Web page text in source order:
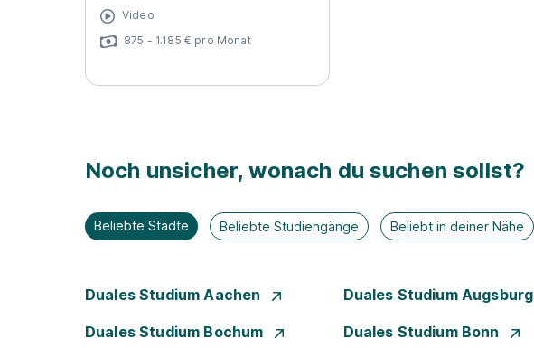
Video
875 - 1.185 € pro Monat
Noch unsicher, wonach du suchen sollst?
Beliebte Städte Beliebte Studiengänge Beliebt in deiner Nähe
Duales Studium Aachen Duales Studium Augsburg
Duales Studium Bochum Duales Studium Bonn